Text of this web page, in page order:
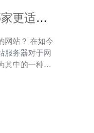
更适合
在如今
服务器对于网
其中的一种选
自己的呢？